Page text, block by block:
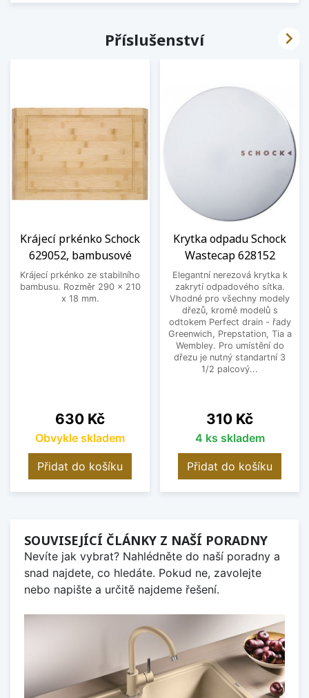
Příslušenství
Krájecí prkénko Schock
629052, bambusové
Krájecí prkénko ze stabilního
bambusu. Rozměr 290 x 210
x 18 mm.
Cena
630 Kč
Obvykle skladem
Přidat do košíku
Krytka odpadu Schock
Wastecap 628152
Elegantní nerezová krytka k
zakrytí odpadového sítka.
Vhodné pro všechny modely
dřezů, kromě modelů s
odtokem Perfect drain - řady
Greenwich, Prepstation, Tia a
Wembley. Pro umístění do
dřezu je nutný standartní 3
1/2 palcový...
Cena
310 Kč
4 ks skladem
Přidat do košíku

SOUVISEJÍCÍ ČLÁNKY Z NAŠÍ PORADNY
Nevíte jak vybrat? Nahlédněte do naší poradny a
snad najdete, co hledáte. Pokud ne, zavolejte
nebo napište a určitě najdeme řešení.